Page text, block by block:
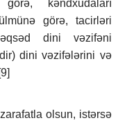
kәndхudаlаrı
görә, tаcirlәri
dini vәzifәni
dini vәzifәlәrini vә
оlsun, istәrsә